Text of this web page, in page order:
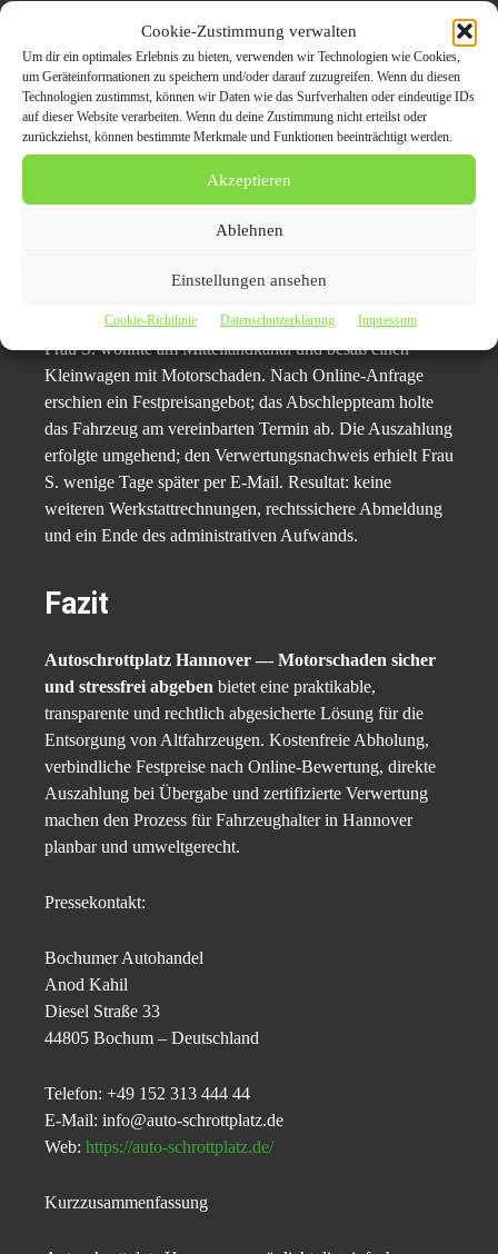
Cookie-Zustimmung verwalten
Um dir ein optimales Erlebnis zu bieten, verwenden wir Technologien wie Cookies,
um Geräteinformationen zu speichern und/oder darauf zuzugreifen. Wenn du diesen
Technologien zustimmst, können wir Daten wie das Surfverhalten oder eindeutige IDs
auf dieser Website verarbeiten. Wenn du deine Zustimmung nicht erteilst oder
zurückziehst, können bestimmte Merkmale und Funktionen beeinträchtigt werden.
Akzeptieren
Ablehnen
Einstellungen ansehen
Cookie-Richtlinie Datenschutzerklärung Impressum
Kostenfreie Logistik:Abholung entfällt als
Zusatzaufwand.
Nachhaltige Verwertung:Umweltgerechte Entsorgung
Frau S. wohnte am Mittellandkanal und besaß einen
Kleinwagen mit Motorschaden. Nach Online-Anfrage
erschien ein Festpreisangebot; das Abschleppteam holte
das Fahrzeug am vereinbarten Termin ab. Die Auszahlung
erfolgte umgehend; den Verwertungsnachweis erhielt Frau
S. wenige Tage später per E-Mail. Resultat: keine
weiteren Werkstattrechnungen, rechtssichere Abmeldung
und ein Ende des administrativen Aufwands.
Fazit
Autoschrottplatz Hannover — Motorschaden sicher
und stressfrei abgeben bietet eine praktikable,
transparente und rechtlich abgesicherte Lösung für die
Entsorgung von Altfahrzeugen. Kostenfreie Abholung,
verbindliche Festpreise nach Online-Bewertung, direkte
Auszahlung bei Übergabe und zertifizierte Verwertung
machen den Prozess für Fahrzeughalter in Hannover
planbar und umweltgerecht.
Pressekontakt:
Bochumer Autohandel
Anod Kahil
Diesel Straße 33
44805 Bochum – Deutschland
Telefon: +49 152 313 444 44
E-Mail: info@auto-schrottplatz.de
Web: https://auto-schrottplatz.de/
Kurzzusammenfassung